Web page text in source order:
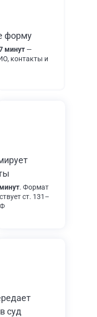
форму
минут —
контакты и
. Формат
ст. 131–
суд